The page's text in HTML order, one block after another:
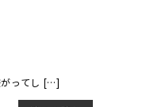
がってし […]